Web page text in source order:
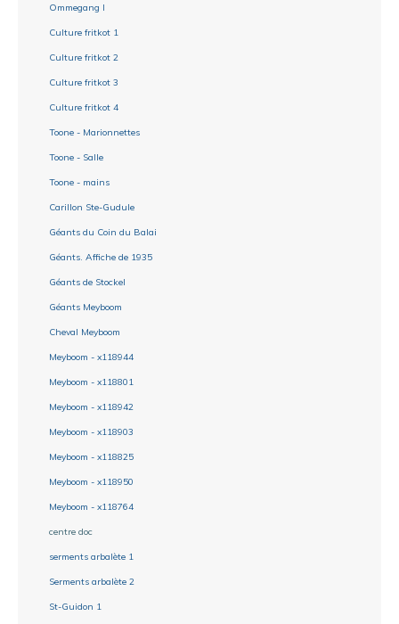
Ommegang I
Culture fritkot 1
Culture fritkot 2
Culture fritkot 3
Culture fritkot 4
Toone - Marionnettes
Toone - Salle
Toone - mains
Carillon Ste-Gudule
Géants du Coin du Balai
Géants. Affiche de 1935
Géants de Stockel
Géants Meyboom
Cheval Meyboom
Meyboom - x118944
Meyboom - x118801
Meyboom - x118942
Meyboom - x118903
Meyboom - x118825
Meyboom - x118950
Meyboom - x118764
centre doc
serments arbalète 1
Serments arbalète 2
St-Guidon 1